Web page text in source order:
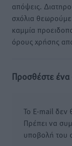
απόψεις.
σχόλια
καμμία
όρους χρήσης
Προσθέστε ένα
Το E-mail δεν
Πρέπει να
υποβολή του